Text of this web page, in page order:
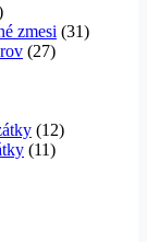
zmesi (31)
(27)
(12)
(11)